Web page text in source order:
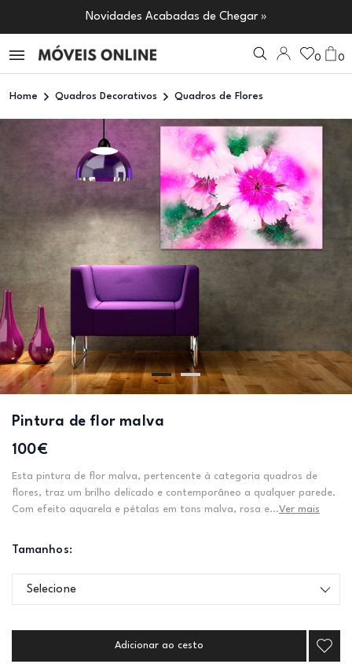
Novidades Acabadas de Chegar »
0 0
Home Quadros Decorativos Quadros de Flores
Pintura de flor malva
100€
Esta pintura de flor malva, pertencente à categoria quadros de
flores, traz um brilho delicado e contemporâneo a qualquer parede.
Com efeito aquarela e pétalas em tons malva, rosa e...Ver mais
Tamanhos:
Selecione
Adicionar ao cesto